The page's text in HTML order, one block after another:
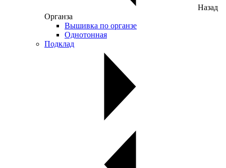
Назад
Органза
Вышивка по органзе
Однотонная
Подклад